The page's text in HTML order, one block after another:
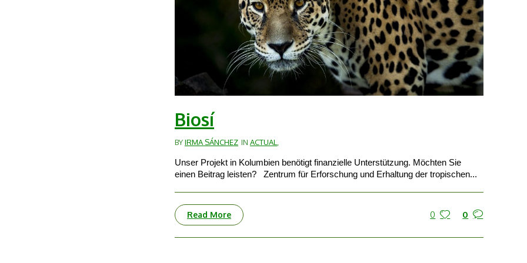
Biosí
BYIRMA SÁNCHEZ IN ACTUAL
Unser Projekt in Kolumbien benötigt finanzielle Unterstützung. Möchten Sie
einen Beitrag leisten? Zentrum für Erforschung und Erhaltung der tropischen...
0 0
Read More